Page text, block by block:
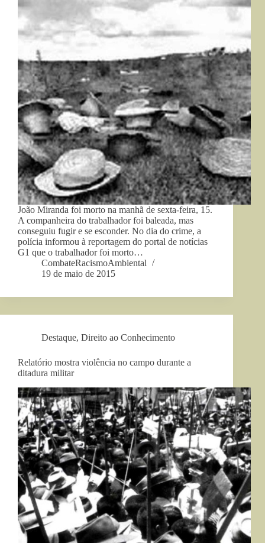
João Miranda foi morto na manhã de sexta-feira, 15.
A companheira do trabalhador foi baleada, mas
conseguiu fugir e se esconder. No dia do crime, a
polícia informou à reportagem do portal de notícias
G1 que o trabalhador foi morto…
CombateRacismoAmbiental
19 de maio de 2015
Destaque, Direito ao Conhecimento
Relatório mostra violência no campo durante a
ditadura militar